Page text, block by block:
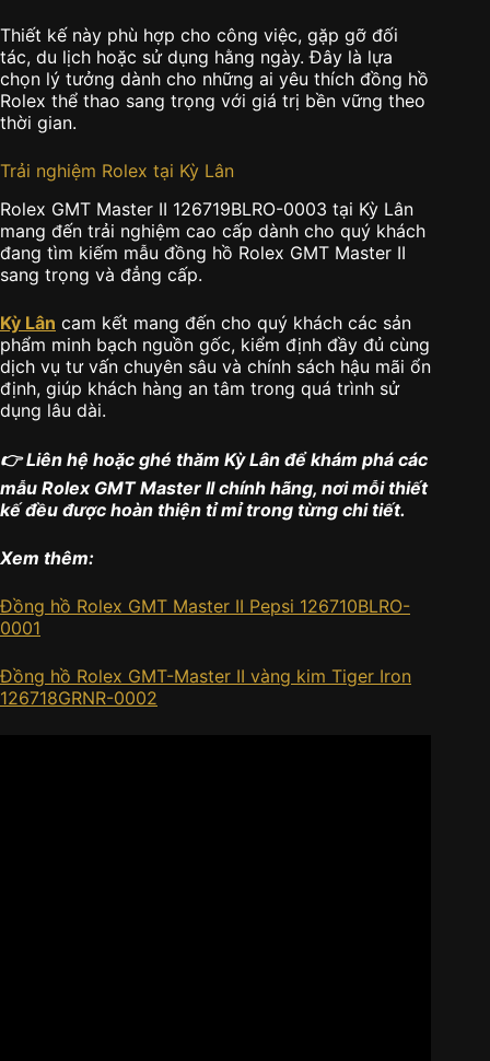
Thiết kế này phù hợp cho công việc, gặp gỡ đối
tác, du lịch hoặc sử dụng hằng ngày. Đây là lựa
chọn lý tưởng dành cho những ai yêu thích đồng hồ
Rolex thể thao sang trọng với giá trị bền vững theo
thời gian.
Trải nghiệm Rolex tại Kỳ Lân
Rolex GMT Master II 126719BLRO-0003 tại Kỳ Lân
mang đến trải nghiệm cao cấp dành cho quý khách
đang tìm kiếm mẫu đồng hồ Rolex GMT Master II
sang trọng và đẳng cấp.
Kỳ Lân cam kết mang đến cho quý khách các sản
phẩm minh bạch nguồn gốc, kiểm định đầy đủ cùng
dịch vụ tư vấn chuyên sâu và chính sách hậu mãi ổn
định, giúp khách hàng an tâm trong quá trình sử
dụng lâu dài.
👉 Liên hệ hoặc ghé thăm Kỳ Lân để khám phá các
mẫu Rolex GMT Master II chính hãng, nơi mỗi thiết
kế đều được hoàn thiện tỉ mỉ trong từng chi tiết.
Xem thêm:
Đồng hồ Rolex GMT Master II Pepsi 126710BLRO-
0001
Đồng hồ Rolex GMT-Master II vàng kim Tiger Iron
126718GRNR-0002